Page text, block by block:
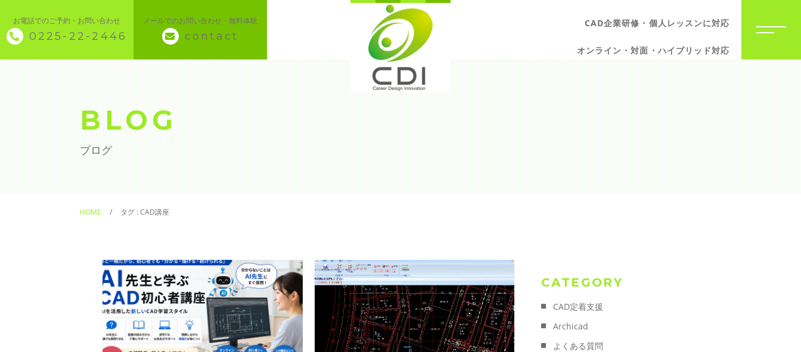
お電話でのご予約・お問い合わせ
0225-22-2446
メールでのお問い合わせ・無料体験
contact
CAD企業研修・個人レッスンに対応
オンライン・対面・ハイブリッド対応
◇ トップページ
◆ CAD・BIM
◆ 資格･ネット試験
◆ オンラインによる授業／体験
◇ 書籍出版
BLOG
ブログ
HOME タグ : CAD講座
CATEGORY
CAD定着支援
Archicad
よくある質問